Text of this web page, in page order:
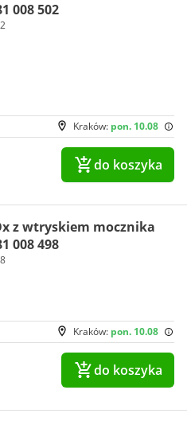
008 502
Kraków: pon. 10.08
do koszyka
z wtryskiem mocznika
008 498
Kraków: pon. 10.08
do koszyka